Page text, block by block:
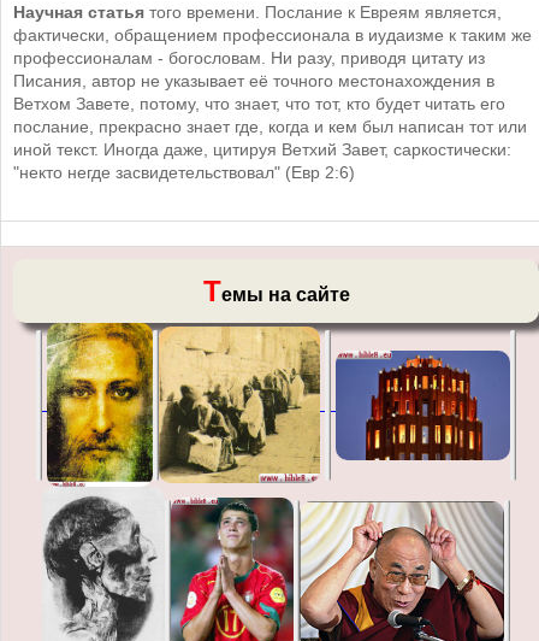
Научная статья того времени. Послание к Евреям является,
фактически, обращением профессионала в иудаизме к таким же
профессионалам - богословам. Ни разу, приводя цитату из
Писания, автор не указывает её точного местонахождения в
Ветхом Завете, потому, что знает, что тот, кто будет читать его
послание, прекрасно знает где, когда и кем был написан тот или
иной текст. Иногда даже, цитируя Ветхий Завет, саркостически:
"некто негде засвидетельствовал" (Евр 2:6)
Темы на сайте